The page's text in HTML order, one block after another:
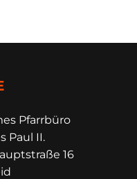
Pfarrbüro
Paul II.
16